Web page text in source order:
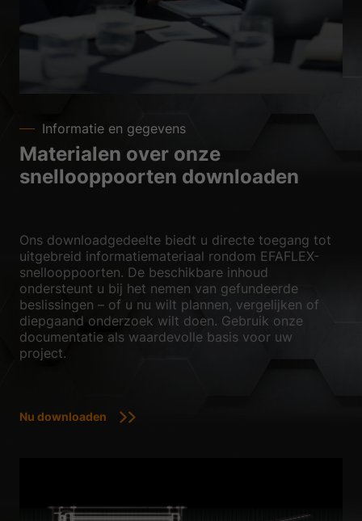
Informatie en gegevens
Materialen over onze
snellooppoorten downloaden
Ons downloadgedeelte biedt u directe toegang tot
uitgebreid informatiemateriaal rondom EFAFLEX-
snellooppoorten. De beschikbare inhoud
ondersteunt u bij het nemen van gefundeerde
beslissingen – of u nu wilt plannen, vergelijken of
diepgaand onderzoek wilt doen. Gebruik onze
documentatie als waardevolle basis voor uw
project.
Nu downloaden